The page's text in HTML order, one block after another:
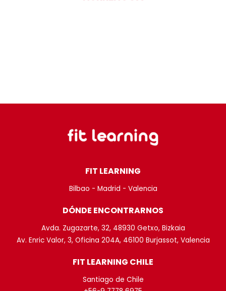
FIT LEARNING
Bilbao - Madrid - Valencia
DÓNDE ENCONTRARNOS
Avda. Zugazarte, 32, 48930 Getxo, Bizkaia
Av. Enric Valor, 3, Oficina 204A, 46100 Burjassot, Valencia
FIT LEARNING CHILE
Santiago de Chile